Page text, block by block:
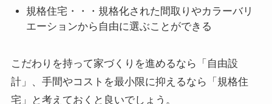
規格住宅・・・規格化された間取りやカラーバリ
エーションから自由に選ぶことができる
こだわりを持って家づくりを進めるなら「自由設
計」、手間やコストを最小限に抑えるなら「規格住
宅」と考えておくと良いでしょう。